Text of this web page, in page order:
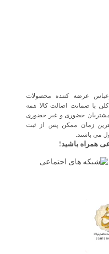
عرضه کننده محصولات
با ضمانت اصالت کالا همه
مشتریان حضوری و غیر حضوری
زمان ممکن پس از ثبت
می باشند.
همراه باشید!